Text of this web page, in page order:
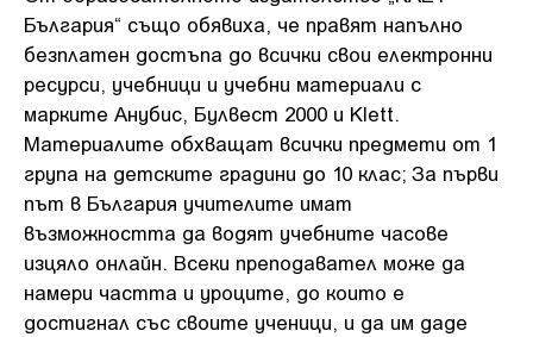
България“ също обявиха, че правят напълно
безплатен достъпа до всички свои електронни
ресурси, учебници и учебни материали с
марките Анубис, Булвест 2000 и Klett.
Материалите обхващат всички предмети от 1
група на детските градини до 10 клас; За първи
път в България учителите имат
възможността да водят учебните часове
изцяло онлайн. Всеки преподавател може да
намери частта и уроците, до които е
достигнал със своите ученици, и да им даде